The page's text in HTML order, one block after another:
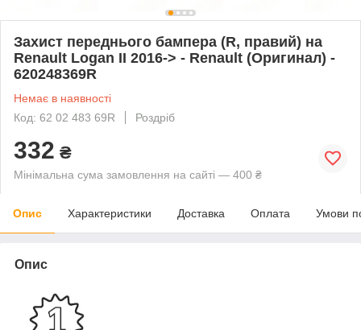
Захист переднього бампера (R, правий) на
Renault Logan II 2016-> - Renault (Оригинал) -
620248369R
Немає в наявності
Код: 62 02 483 69R
Роздріб
332 ₴
Мінімальна сума замовлення на сайті — 400 ₴
Опис Характеристики Доставка Оплата Умови
Опис